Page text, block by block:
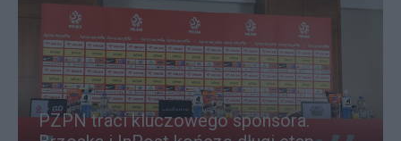
PZPN traci kluczowego sponsora.